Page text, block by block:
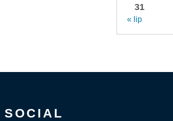
31
« lip
SOCIAL